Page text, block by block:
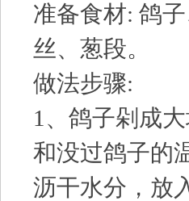
准备食材: 鸽
丝、葱段。
做法步骤:
1、鸽子剁成
和没过鸽子的
沥干水分，放